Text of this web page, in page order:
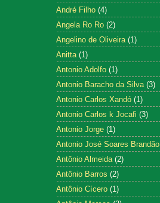
André Filho (4)
Angela Ro Ro (2)
Angelino de Oliveira (1)
Anitta (1)
Antonio Adolfo (1)
Antonio Baracho da Silva (3)
Antonio Carlos Xandó (1)
Antonio Carlos k Jocafi (3)
Antonio Jorge (1)
Antonio José Soares Brandão
Antônio Almeida (2)
Antônio Barros (2)
Antônio Cícero (1)